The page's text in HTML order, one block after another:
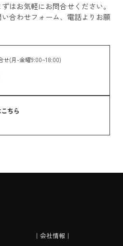
はお気軽にお問合せください。
合わせフォーム、電話よりお願
せ(月-金曜9:00~18:00)
ちら
｜会社情報｜